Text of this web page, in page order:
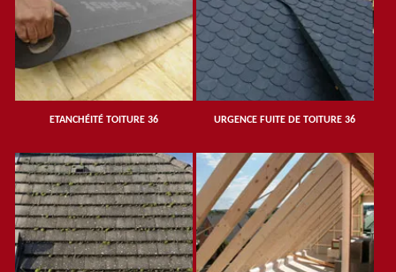
ETANCHÉITÉ TOITURE 36 URGENCE FUITE DE TOITURE 36